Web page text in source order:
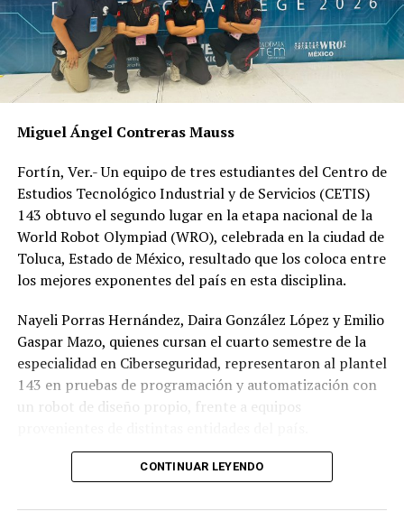
Miguel Ángel Contreras Mauss
Fortín, Ver.- Un equipo de tres estudiantes del Centro de
Estudios Tecnológico Industrial y de Servicios (CETIS)
143 obtuvo el segundo lugar en la etapa nacional de la
World Robot Olympiad (WRO), celebrada en la ciudad de
Toluca, Estado de México, resultado que los coloca entre
los mejores exponentes del país en esta disciplina.
Nayeli Porras Hernández, Daira González López y Emilio
Gaspar Mazo, quienes cursan el cuarto semestre de la
especialidad en Ciberseguridad, representaron al plantel
143 en pruebas de programación y automatización con
un robot de diseño propio, frente a equipos
El desempeño mostrado por los jóvenes les permitió
calificar a la siguiente fase de la competencia, que
tendrá lugar los días 5 y 6 de septiembre en Cancún,
CONTINUAR LEYENDO